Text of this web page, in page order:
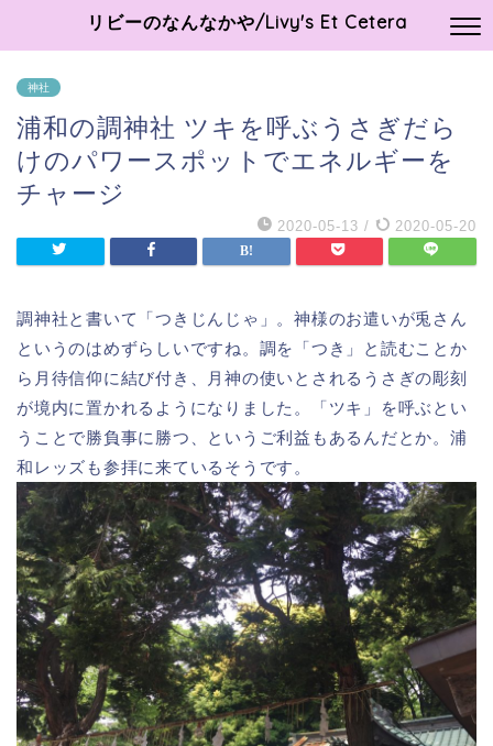
リビーのなんなかや/Livy's Et Cetera
神社
浦和の調神社 ツキを呼ぶうさぎだら
けのパワースポットでエネルギーを
チャージ
2020-05-13 / 2020-05-20
調神社と書いて「つきじんじゃ」。神様のお遣いが兎さん
というのはめずらしいですね。調を「つき」と読むことか
ら月待信仰に結び付き、月神の使いとされるうさぎの彫刻
が境内に置かれるようになりました。「ツキ」を呼ぶとい
うことで勝負事に勝つ、というご利益もあるんだとか。浦
和レッズも参拝に来ているそうです。